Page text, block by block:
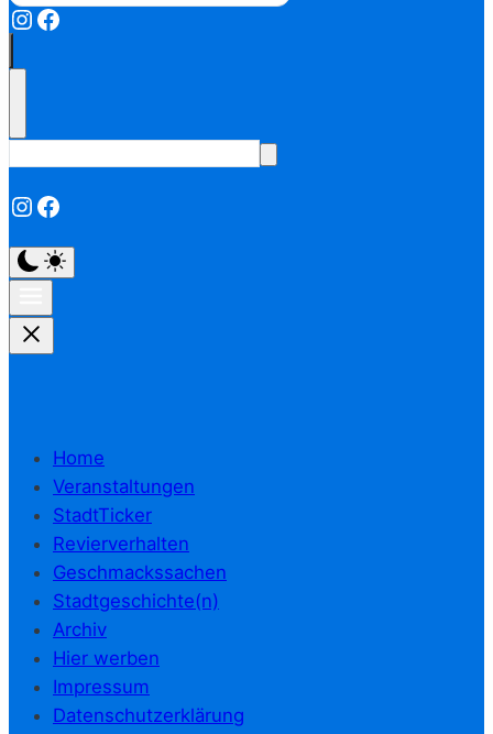
Instagram
Facebook
Instagram
Facebook
Home
Veranstaltungen
StadtTicker
Revierverhalten
Geschmackssachen
Stadtgeschichte(n)
Archiv
Hier werben
Impressum
Datenschutzerklärung